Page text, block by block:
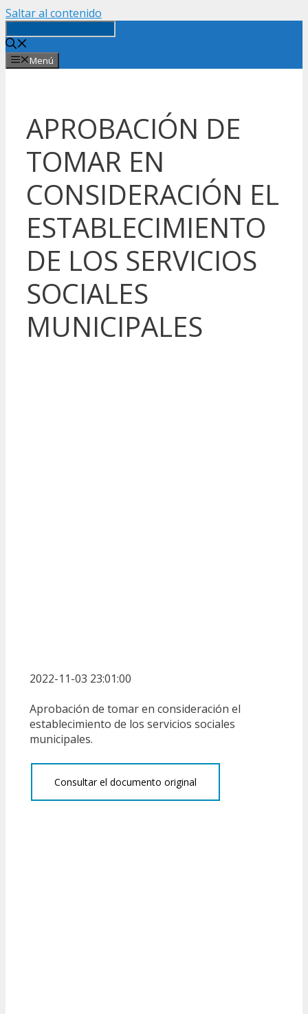
Saltar al contenido
Menú
APROBACIÓN DE
TOMAR EN
CONSIDERACIÓN EL
ESTABLECIMIENTO
DE LOS SERVICIOS
SOCIALES
MUNICIPALES
2022-11-03 23:01:00
Aprobación de tomar en consideración el
establecimiento de los servicios sociales
municipales.
Consultar el documento original